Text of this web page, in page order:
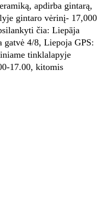
apdirba gintarą,
gintaro vėrinį- 17,000
čia: Liepāja
gatvė 4/8, Liepoja GPS:
tinklalapyje
17.00, kitomis